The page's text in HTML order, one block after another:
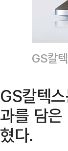
GS칼
GS칼텍
과를 담
혔다.